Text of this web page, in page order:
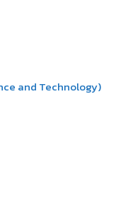
and Technology)